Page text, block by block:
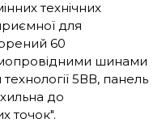
технічних
для
60
шинами
5ВВ, панель
до
точок".